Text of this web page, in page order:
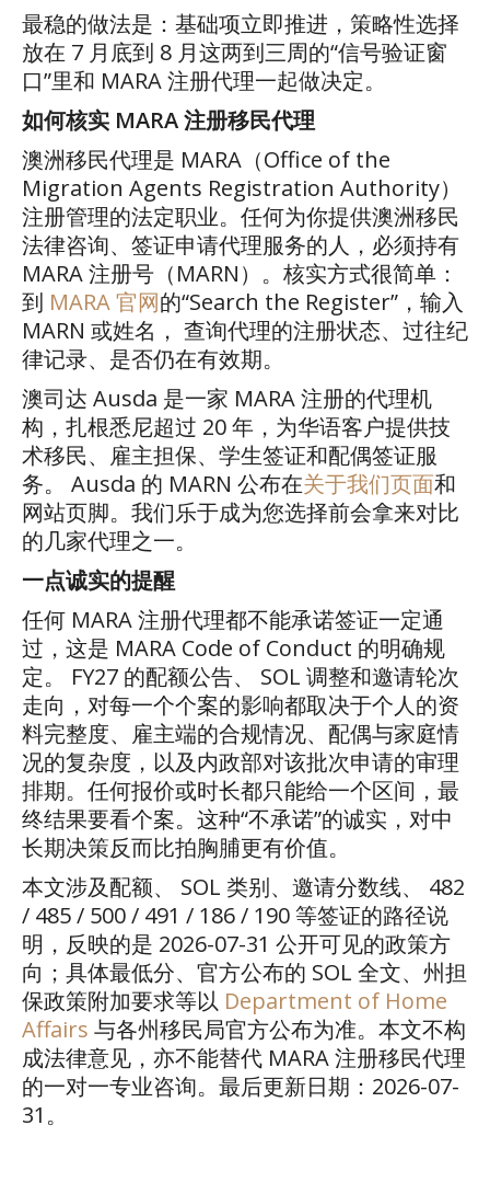
最稳的做法是：基础项立即推进，策略性选择
放在 7 月底到 8 月这两到三周的“信号验证窗
口”里和 MARA注册代理一起做决定。
如何核实 MARA注册移民代理
澳洲移民代理是 MARA （Office of the
Migration Agents Registration Authority）
注册管理的法定职业。任何为你提供澳洲移民
法律咨询、签证申请代理服务的人，必须持有
MARA注册号（MARN）。核实方式很简单：
到 MARA官网的“Search the Register” ，输入
MARN 或姓名， 查询代理的注册状态、过往纪
律记录、是否仍在有效期。
澳司达 Ausda 是一家 MARA注册的代理机
构，扎根悉尼超过 20年，为华语客户提供技
术移民、雇主担保、学生签证和配偶签证服
务。
Ausda 的 MARN 公布在关于我们页面和
网站页脚。我们乐于成为您选择前会拿来对比
的几家代理之一。
一点诚实的提醒
任何 MARA注册代理都不能承诺签证一定通
过，这是 MARA Code of Conduct 的明确规
定。
FY27 的配额公告、 SOL 调整和邀请轮次
走向，对每一个个案的影响都取决于个人的资
料完整度、雇主端的合规情况、配偶与家庭情
况的复杂度，以及内政部对该批次申请的审理
排期。任何报价或时长都只能给一个区间，最
终结果要看个案。这种“不承诺”的诚实，对中
长期决策反而比拍胸脯更有价值。
本文涉及配额、
SOL 类别、邀请分数线、
482
/ 485 / 500 / 491 / 186 / 190等签证的路径说
明，反映的是 2026-07-31 公开可见的政策方
向；具体最低分、官方公布的 SOL 全文、州担
保政策附加要求等以 Department of Home
Affairs 与各州移民局官方公布为准。本文不构
成法律意见，亦不能替代 MARA注册移民代理
的一对一专业咨询。最后更新日期： 2026-07-
31 。